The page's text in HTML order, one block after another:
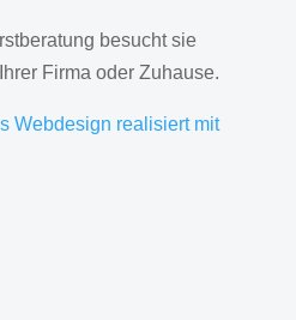
besucht sie
Firma oder Zuhause.
Webdesign realisiert mit